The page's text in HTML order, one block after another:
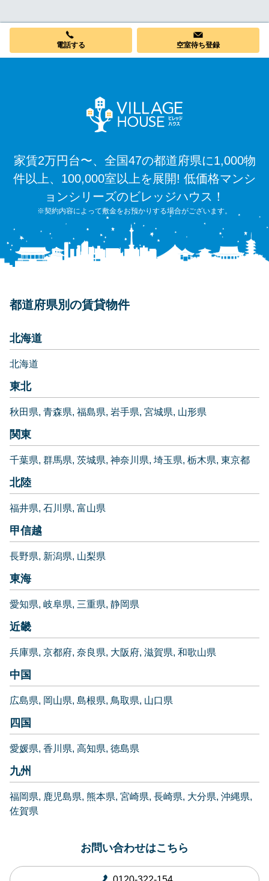
電話する 空室待ち登録
家賃2万円台〜、全国47の都道府県に1,000物
件以上、100,000室以上を展開! 低価格マンシ
ョンシリーズのビレッジハウス！
※契約内容によって敷金をお預かりする場合がございます。
都道府県別の賃貸物件
北海道
北海道
東北
秋田県 青森県 福島県 岩手県 宮城県 山形県
関東
千葉県 群馬県 茨城県 神奈川県 埼玉県 栃木県 東京都
北陸
福井県 石川県 富山県
甲信越
長野県 新潟県 山梨県
東海
愛知県 岐阜県 三重県 静岡県
近畿
兵庫県 京都府 奈良県 大阪府 滋賀県 和歌山県
中国
広島県 岡山県 島根県 鳥取県 山口県
四国
愛媛県 香川県 高知県 徳島県
九州
福岡県 鹿児島県 熊本県 宮崎県 長崎県 大分県 沖縄県
佐賀県
お問い合わせはこちら